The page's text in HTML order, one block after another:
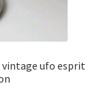
vintage ufo esprit